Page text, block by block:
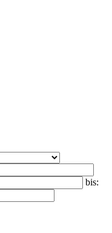
bis: